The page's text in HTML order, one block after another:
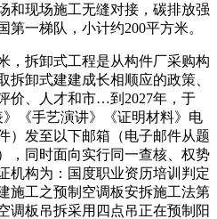
和现场施工无缝对接，碳排放强
第一梯队，小计约200平方米。
拆卸式工程是从构件厂采购构
拆卸式建建成长相顺应的政策、
价、人才和市…到2027年，于
》《手艺演讲》《证明材料》电
）发至以下邮箱（电子邮件从题
，同时面向实行同一查核、权势
机构为：国度职业资历培训判定
施工之预制空调板安拆施工法第
调板吊拆采用四点吊正在预制阳